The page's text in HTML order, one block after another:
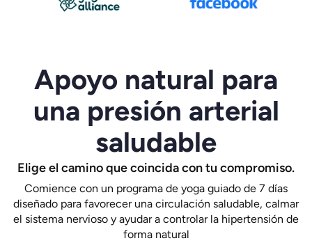
Apoyo natural para
una presión arterial
saludable
Elige el camino que coincida con tu compromiso.
Comience con un programa de yoga guiado de 7 días
diseñado para favorecer una circulación saludable, calmar
el sistema nervioso y ayudar a controlar la hipertensión de
forma natural